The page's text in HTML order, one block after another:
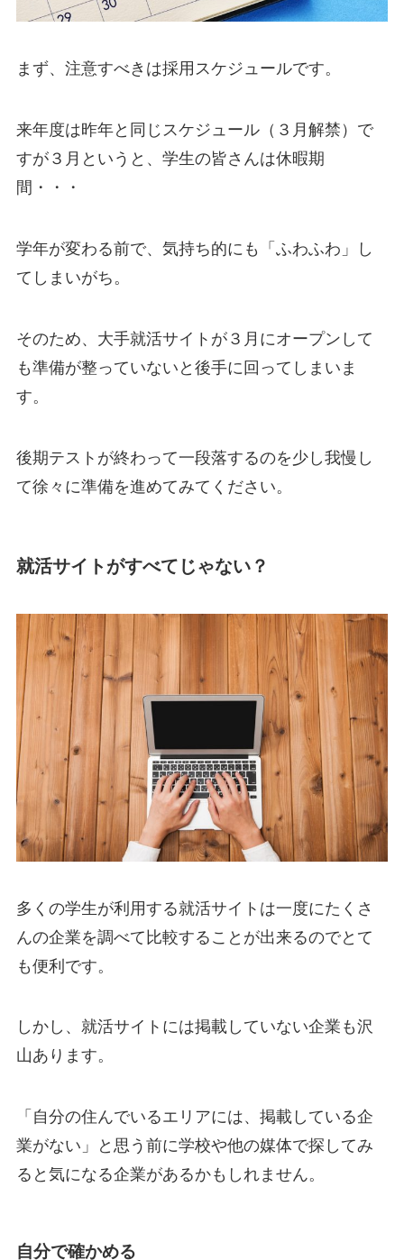
まず、注意すべきは採用スケジュールです。
来年度は昨年と同じスケジュール（３月解禁）で
すが３月というと、学生の皆さんは休暇期
間・・・
学年が変わる前で、気持ち的にも「ふわふわ」し
てしまいがち。
そのため、大手就活サイトが３月にオープンして
も準備が整っていないと後手に回ってしまいま
す。
後期テストが終わって一段落するのを少し我慢し
て徐々に準備を進めてみてください。
就活サイトがすべてじゃない？
多くの学生が利用する就活サイトは一度にたくさ
んの企業を調べて比較することが出来るのでとて
も便利です。
しかし、就活サイトには掲載していない企業も沢
山あります。
「自分の住んでいるエリアには、掲載している企
業がない」と思う前に学校や他の媒体で探してみ
ると気になる企業があるかもしれません。
自分で確かめる